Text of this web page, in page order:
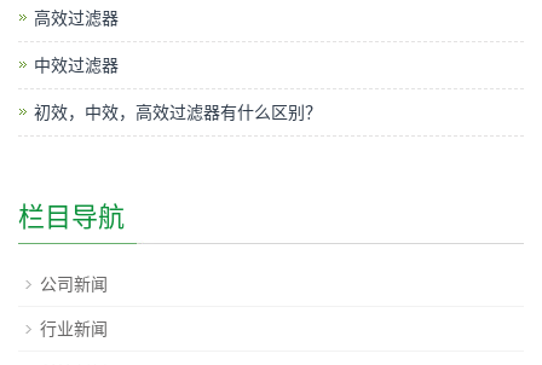
高效过滤器
中效过滤器
初效，中效，高效过滤器有什么区别？
栏目导航
公司新闻
行业新闻